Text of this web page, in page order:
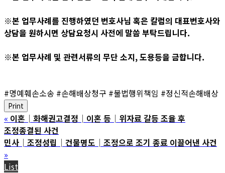
※본 업무사례를 진행하였던 변호사님 혹은 칼럼의 대표변호사와
상담을 원하시면 상담요청시 사전에 말씀 부탁드립니다.
※본 업무사례 및 관련서류의 무단 소지, 도용등을 금합니다.
#명예훼손소송 #손해배상청구 #불법행위책임 #정신적손해배상
Print
« 이혼│화해권고결정│이혼 등│위자료 갈등 조율 후
조정종결된 사건
민사│조정성립│건물명도│조정으로 조기 종료 이끌어낸 사건
»
List